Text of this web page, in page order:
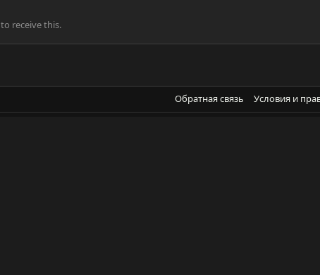
receive this.
Обратная связь Условия и